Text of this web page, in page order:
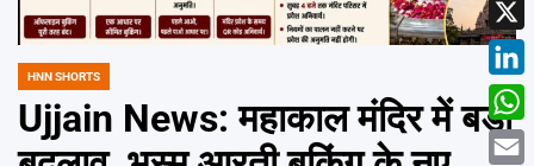
POSTED
HNN SHORTS
Ujjain News: महाकाल मंदिर में बड़ा
X